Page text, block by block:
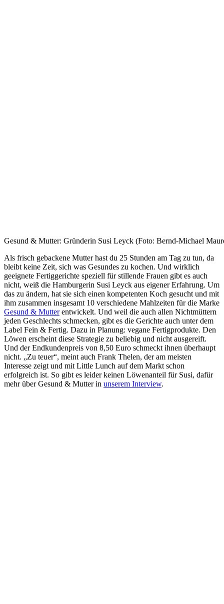
Gesund & Mutter: Gründerin Susi Leyck (Foto: Bernd-Michael
Als frisch gebackene Mutter hast du 25 Stunden am Tag zu tun, da
bleibt keine Zeit, sich was Gesundes zu kochen. Und wirklich
geeignete Fertiggerichte speziell für stillende Frauen gibt es auch
nicht, weiß die Hamburgerin Susi Leyck aus eigener Erfahrung. Um
das zu ändern, hat sie sich einen kompetenten Koch gesucht und mit
ihm zusammen insgesamt 10 verschiedene Mahlzeiten für die Marke
Gesund & Mutterentwickelt. Und weil die auch allen Nichtmüttern
jeden Geschlechts schmecken, gibt es die Gerichte auch unter dem
Label Fein & Fertig. Dazu in Planung: vegane Fertigprodukte. Den
Löwen erscheint diese Strategie zu beliebig und nicht ausgereift.
Und der Endkundenpreis von 8,50 Euro schmeckt ihnen überhaupt
nicht. „Zu teuer“, meint auch Frank Thelen, der am meisten
Interesse zeigt und mit Little Lunch auf dem Markt schon
erfolgreich ist. So gibt es leider keinen Löwenanteil für Susi, dafür
mehr über Gesund & Mutter in unserem Interview.